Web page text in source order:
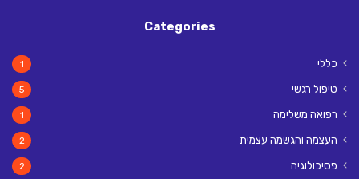
Categories
כללי 1
טיפול רגשי 5
רפואה משלימה 1
העצמה והגשמה עצמית 2
פסיכולוגיה 2